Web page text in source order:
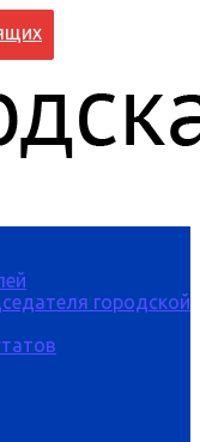
городской